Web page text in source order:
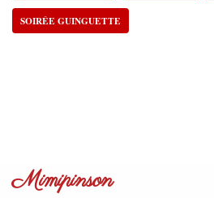
SOIRÉE GUINGUETTE
Mimipinson